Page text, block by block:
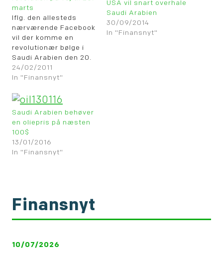
marts
Iflg. den allesteds
nærværende Facebook
vil der komme en
revolutionær bølge i
Saudi Arabien den 20.
marts. Den saudi
arabiske kong Abdullah
det kommer så vidt, og
finansiel støtte på ikke
mindre end 36 mia. $,
der bl.a. inkluderer en
24/02/2011
In "Finansnyt"
USA vil snart overhale
Saudi Arabien
30/09/2014
In "Finansnyt"
Saudi Arabien behøver
en oliepris på næsten
100$
13/01/2016
In "Finansnyt"
Finansnyt
10/07/2026